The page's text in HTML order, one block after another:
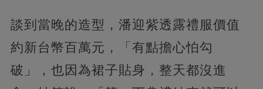
談到當晚的造型，潘迎紫透露禮服價值
約新台幣百萬元，「有點擔心怕勾
破」，也因為裙子貼身，整天都沒進